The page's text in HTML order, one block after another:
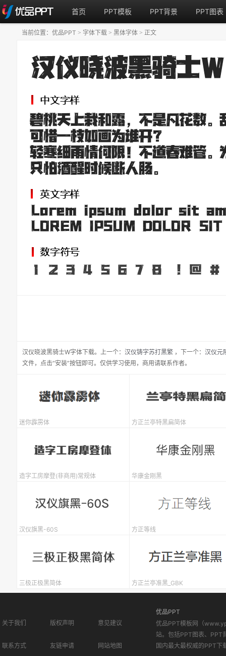
首页 PPT模板 PPT背景 PPT图表
汉仪晓波黑骑士W字体下载。 上一个： 汉仪铸字苏打黑繁 ， 下一个： 汉仪元
文件，点击“安装”按钮即可。仅供学习使用，商用请联系作者。
当前位置： 优品PPT > 字体下载 > 黑体字体 > 正文
迷你霹雳体 方正兰亭特黑扁简体
造字工房摩登(非商用)常规体 华康金刚黑
汉仪旗黑-60S 方正等线
三极正极黑简体 方正兰亭准黑_GBK
关于我们 版权声明 意见建议
联系方式 友链申请 网站地图
优品PPT
优品PPT模板网（
站。包括PPT图表、PPT
国内最大最权威的PPT下